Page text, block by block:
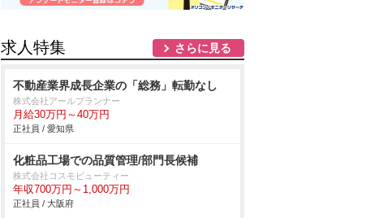
求人特集 さらに見る
不動産業界成長企業の「総務」転勤なし
株式会社アールプランナー
月給30万円～40万円
正社員 / 愛知県
化粧品工場での品質管理/部門長候補
株式会社コスモビューティー
年収700万円～1,000万円
正社員 / 大阪府